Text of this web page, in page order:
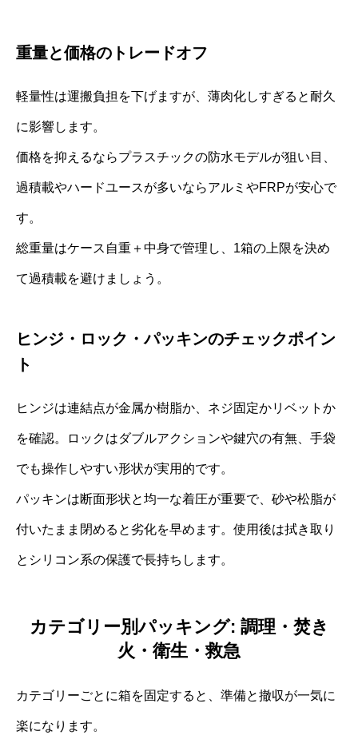
重量と価格のトレードオフ
軽量性は運搬負担を下げますが、薄肉化しすぎると耐久
に影響します。
価格を抑えるならプラスチックの防水モデルが狙い目、
過積載やハードユースが多いならアルミやFRPが安心で
す。
総重量はケース自重＋中身で管理し、1箱の上限を決め
て過積載を避けましょう。
ヒンジ・ロック・パッキンのチェックポイン
ト
ヒンジは連結点が金属か樹脂か、ネジ固定かリベットか
を確認。ロックはダブルアクションや鍵穴の有無、手袋
でも操作しやすい形状が実用的です。
パッキンは断面形状と均一な着圧が重要で、砂や松脂が
付いたまま閉めると劣化を早めます。使用後は拭き取り
とシリコン系の保護で長持ちします。
カテゴリー別パッキング: 調理・焚き
火・衛生・救急
カテゴリーごとに箱を固定すると、準備と撤収が一気に
楽になります。